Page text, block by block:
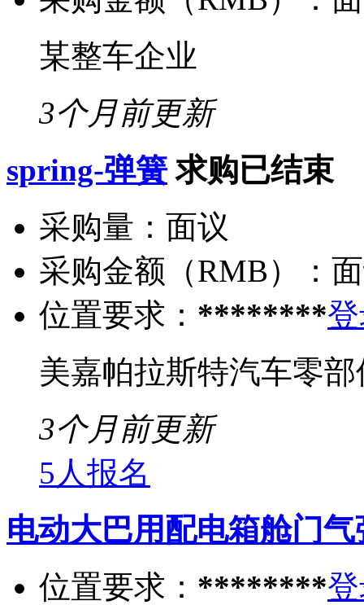
某整车企业
3个月前更新
spring-弹簧 求购已结束
采购量： 面议
采购金额（RMB）：
位置要求： ********
美嘉帕拉斯特汽车零
3个月前更新
5人报名
电动大巴用配电箱舱门气
位置要求： ********